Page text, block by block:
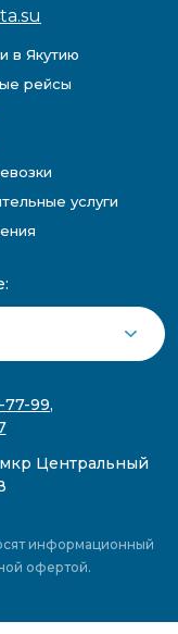
в Якутию
рейсы
услуги
77-99,
Центральный
информационный
офертой.